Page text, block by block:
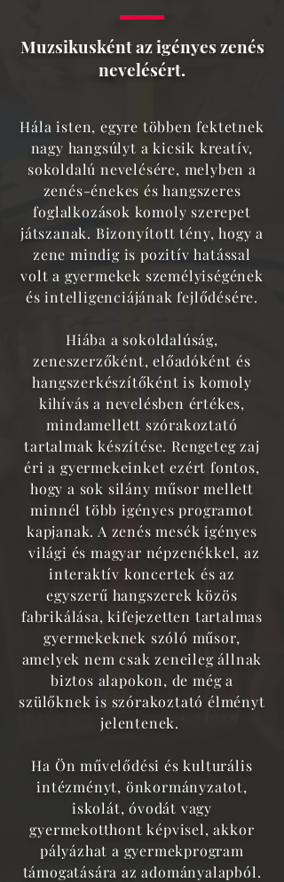
Muzsikusként az igényes zenés
nevelésért.
Hála isten, egyre többen fektetnek
nagy hangsúlyt a kicsik kreatív,
sokoldalú nevelésére, melyben a
zenés-énekes és hangszeres
foglalkozások komoly szerepet
játszanak. Bizonyított tény, hogy a
zene mindig is pozitív hatással
volt a gyermekek személyiségének
és intelligenciájának fejlődésére.
Hiába a sokoldalúság,
zeneszerzőként, előadóként és
hangszerkészítőként is komoly
kihívás a nevelésben értékes,
mindamellett szórakoztató
tartalmak készítése. Rengeteg zaj
éri a gyermekeinket ezért fontos,
hogy a sok silány műsor mellett
minnél több igényes programot
kapjanak. A zenés mesék igényes
világi és magyar népzenékkel, az
interaktív koncertek és az
egyszerű hangszerek közös
fabrikálása, kifejezetten tartalmas
gyermekeknek szóló műsor,
amelyek nem csak zeneileg állnak
biztos alapokon, de még a
szülőknek is szórakoztató élményt
jelentenek.
Ha Ön művelődési és kulturális
intézményt, önkormányzatot,
iskolát, óvodát vagy
gyermekotthont képvisel, akkor
pályázhat a gyermekprogram
támogatására az adományalapból.